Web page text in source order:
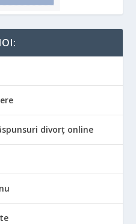
divorț online